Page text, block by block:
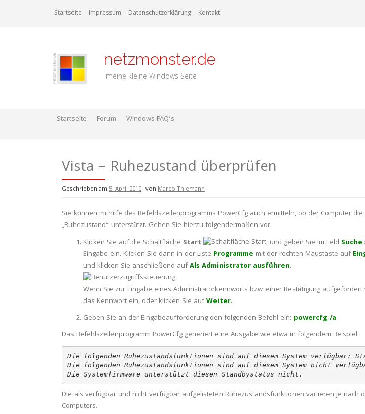
Startseite Impressum Datenschutzerklärung Kontakt
netzmonster.de
meine kleine Windows Seite
Startseite Forum Windows FAQ’s
Vista – Ruhezustand überprüfen
Geschrieben am 5. April 2010 von Marco Thiemann
Sie können mithilfe des Befehlszeilenprogramms PowerCfg auch ermitteln, ob der Computer die
„Ruhezustand“ unterstützt. Gehen Sie hierzu folgendermaßen vor:
Klicken Sie auf die Schaltfläche Start , und geben Sie im Feld
Eingabe ein. Klicken Sie dann in der Liste Programme mit der rechten Maustaste auf
und klicken Sie anschließend aufAls Administrator ausführen.
Wenn Sie zur Eingabe eines Administratorkennworts bzw. einer Bestätigung
das Kennwort ein, oder klicken Sie aufWeiter.
Geben Sie an der Eingabeaufforderung den folgenden Befehl ein: powercfg /a
Das Befehlszeilenprogramm PowerCfg generiert eine Ausgabe wie etwa in folgendem Beispiel:
Die folgenden Ruhezustandsfunktionen sind auf diesem System verfügbar:
Die folgenden Ruhezustandsfunktionen sind auf diesem System nicht
Die Systemfirmware unterstützt diesen Standbystatus nicht.
Die als verfügbar und nicht verfügbar aufgelisteten Ruhezustandsfunktionen variieren je nach
Computers.